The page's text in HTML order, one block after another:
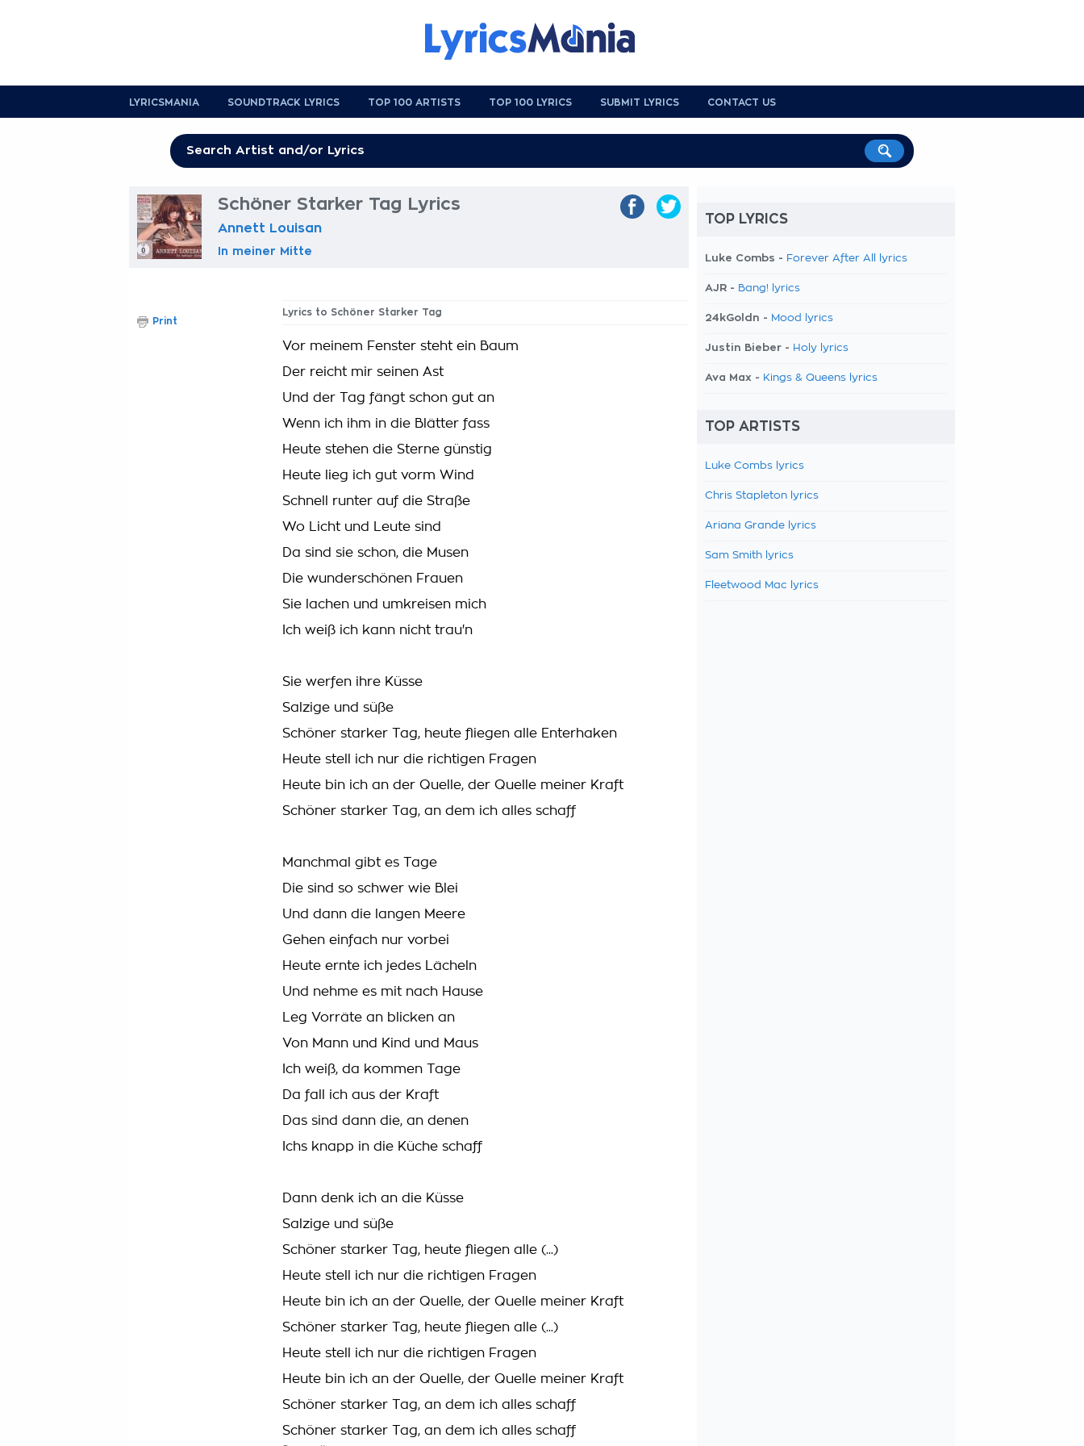
LYRICSMANIA SOUNDTRACK LYRICS TOP 100 ARTISTS TOP 100 LYRICS SUBMIT LYRICS CONTACT US
Schöner Starker Tag Lyrics
Annett Louisan
In meiner Mitte
Lyrics to Schöner Starker Tag
Vor meinem Fenster steht ein Baum
Der reicht mir seinen Ast
Und der Tag fängt schon gut an
Wenn ich ihm in die Blätter fass
Heute stehen die Sterne günstig
Heute lieg ich gut vorm Wind
Schnell runter auf die Straße
Wo Licht und Leute sind
Da sind sie schon, die Musen
Die wunderschönen Frauen
Sie lachen und umkreisen mich
Ich weiß ich kann nicht trau'n
Sie werfen ihre Küsse
Salzige und süße
Schöner starker Tag, heute fliegen alle Enterhaken
Heute stell ich nur die richtigen Fragen
Heute bin ich an der Quelle, der Quelle meiner Kraft
Schöner starker Tag, an dem ich alles schaff
Manchmal gibt es Tage
Die sind so schwer wie Blei
Und dann die langen Meere
Gehen einfach nur vorbei
Heute ernte ich jedes Lächeln
Und nehme es mit nach Hause
Leg Vorräte an blicken an
Von Mann und Kind und Maus
Ich weiß, da kommen Tage
Da fall ich aus der Kraft
Das sind dann die, an denen
Ichs knapp in die Küche schaff
Dann denk ich an die Küsse
Salzige und süße
Schöner starker Tag, heute fliegen alle (...)
Heute stell ich nur die richtigen Fragen
Heute bin ich an der Quelle, der Quelle meiner Kraft
Schöner starker Tag, heute fliegen alle (...)
Heute stell ich nur die richtigen Fragen
Heute bin ich an der Quelle, der Quelle meiner Kraft
Schöner starker Tag, an dem ich alles schaff
Schöner starker Tag, an dem ich alles schaff
Print
TOP LYRICS
Luke Combs - Forever After All lyrics
AJR - Bang! lyrics
24kGoldn - Mood lyrics
Justin Bieber - Holy lyrics
Ava Max - Kings & Queens lyrics
TOP ARTISTS
Luke Combs lyrics
Chris Stapleton lyrics
Ariana Grande lyrics
Sam Smith lyrics
Fleetwood Mac lyrics